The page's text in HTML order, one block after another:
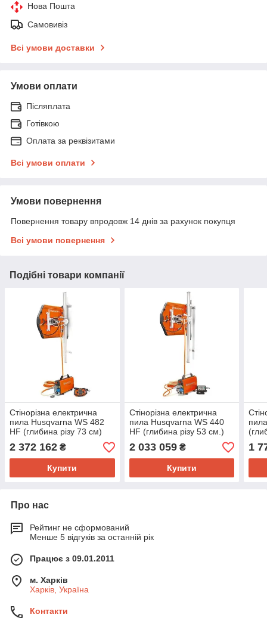
Нова Пошта
Самовивіз
Всі умови доставки
Умови оплати
Післяплата
Готівкою
Оплата за реквізитами
Всі умови оплати
Умови повернення
Повернення товару впродовж 14 днів за рахунок покупця
Всі умови повернення
Подібні товари компанії
Стінорізна електрична
пила Husqvarna WS 482
HF (глибина різу 73 см)
2 372 162 ₴
Купити
Стінорізна електрична
пила Husqvarna WS 440
HF (глибина різу 53 см.)
2 033 059₴
Купити
1
Про нас
Рейтинг не сформований
Менше 5 відгуків за останній рік
Працює з 09.01.2011
м. Харків
Харків, Україна
Контакти